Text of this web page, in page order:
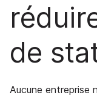
de
Aucune entreprise